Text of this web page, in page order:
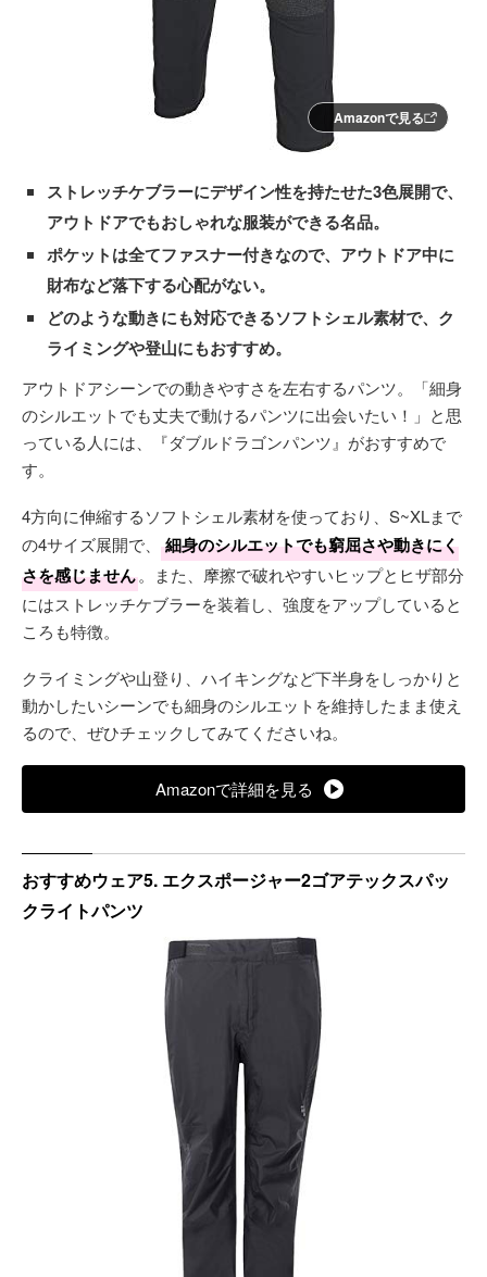
Amazonで見る
ストレッチケブラーにデザイン性を持たせた3色展開で、
アウトドアでもおしゃれな服装ができる名品。
ポケットは全てファスナー付きなので、アウトドア中に
財布など落下する心配がない。
どのような動きにも対応できるソフトシェル素材で、ク
ライミングや登山にもおすすめ。
アウトドアシーンでの動きやすさを左右するパンツ。「細身
のシルエットでも丈夫で動けるパンツに出会いたい！」と思
っている人には、『ダブルドラゴンパンツ』がおすすめで
す。
4方向に伸縮するソフトシェル素材を使っており、S~XLまで
の4サイズ展開で、
細身のシルエットでも窮屈さや動きにく
さを感じません。また、摩擦で破れやすいヒップとヒザ部分
にはストレッチケブラーを装着し、強度をアップしていると
ころも特徴。
クライミングや山登り、ハイキングなど下半身をしっかりと
動かしたいシーンでも細身のシルエットを維持したまま使え
るので、ぜひチェックしてみてくださいね。
Amazonで詳細を見る
おすすめウェア5. エクスポージャー2ゴアテックスパッ
クライトパンツ